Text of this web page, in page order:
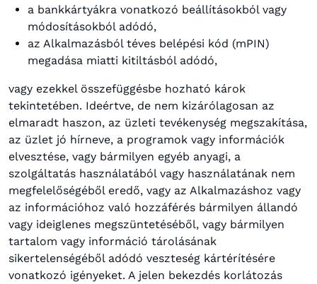
a bankkártyákra vonatkozó beállításokból vagy
módosításokból adódó,
az Alkalmazásból téves belépési kód (mPIN)
megadása miatti kitiltásból adódó,
vagy ezekkel összefüggésbe hozható károk
tekintetében. Ideértve, de nem kizárólagosan az
elmaradt haszon, az üzleti tevékenység megszakítása,
az üzlet jó hírneve, a programok vagy információk
elvesztése, vagy bármilyen egyéb anyagi, a
szolgáltatás használatából vagy használatának nem
megfelelőségéből eredő, vagy az Alkalmazáshoz vagy
az információhoz való hozzáférés bármilyen állandó
vagy ideiglenes megszüntetéséből, vagy bármilyen
tartalom vagy információ tárolásának
sikertelenségéből adódó veszteség kártérítésére
vonatkozó igényeket. A jelen bekezdés korlátozás